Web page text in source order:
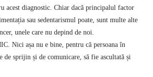
acest diagnostic. Chiar dacă principalul factor
sau sedentarismul poate, sunt multe alte
unele care nu depind de noi.
Nici așa nu e bine, pentru că persoana în
de sprijin și de comunicare, să fie ascultată și